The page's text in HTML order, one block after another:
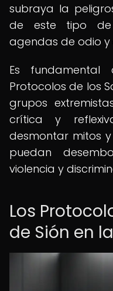
subraya la
de este tipo de
agendas de odio y
Es
Protocolos de los
grupos
crítica y
desmontar mitos
puedan
violencia y
Los
de Sión en